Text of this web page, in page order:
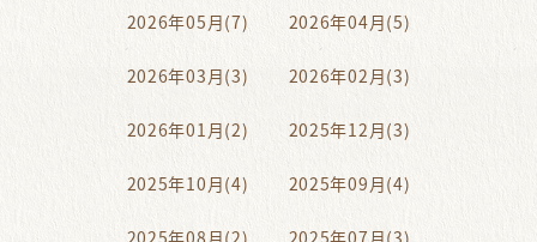
2026年05月(7) 2026年04月(5)
2026年03月(3) 2026年02月(3)
2026年01月(2) 2025年12月(3)
2025年10月(4) 2025年09月(4)